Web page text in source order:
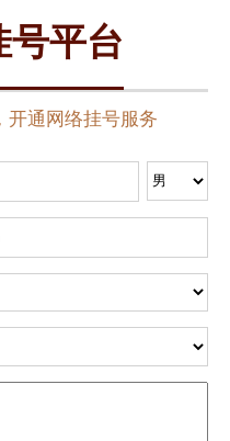
号平台
开通网络挂号服务